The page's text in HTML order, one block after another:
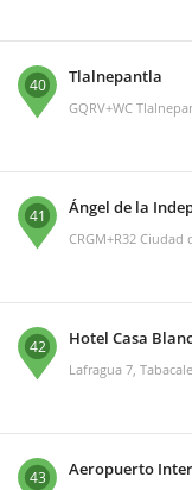
40 Tlalnepantla
GQRV+WC
41 Ángel de la
CRGM+R32
42 Hotel Casa
Lafragua 7,
43 Aeropuerto